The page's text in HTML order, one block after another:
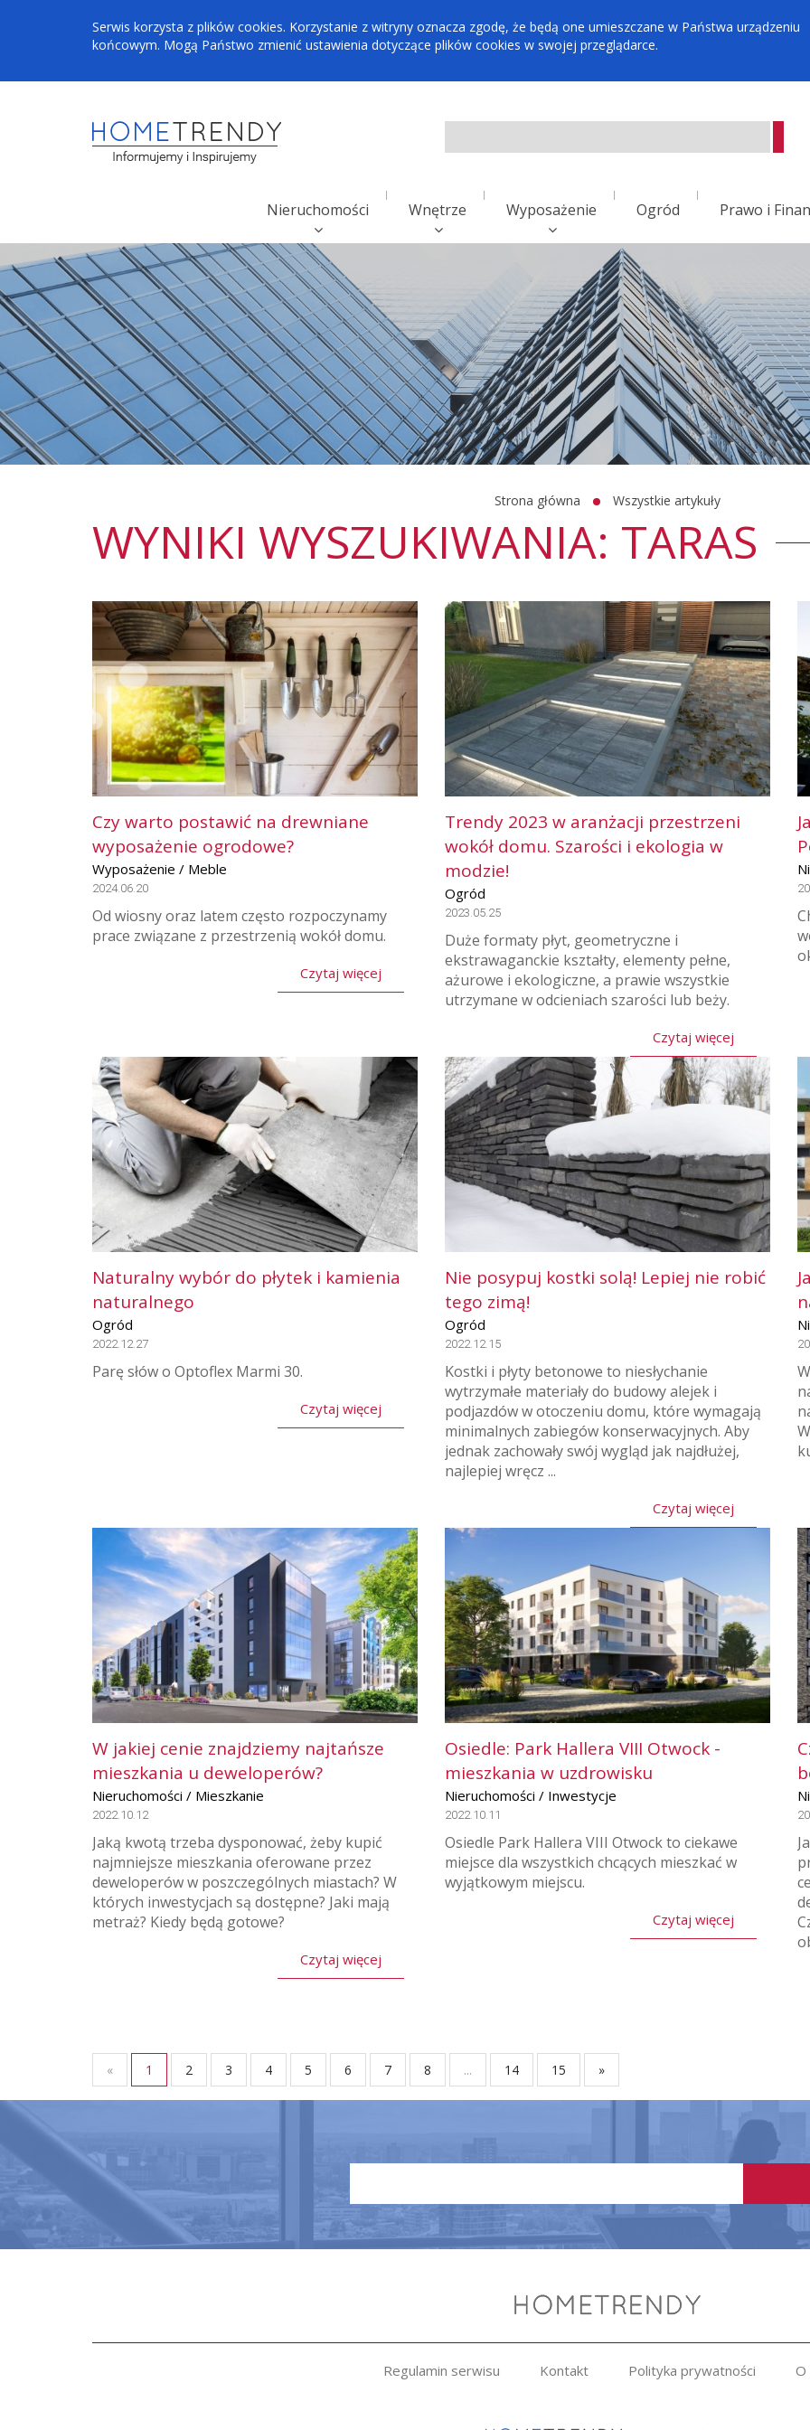
Serwis korzysta z plików cookies. Korzystanie z witryny oznacza zgodę, że będą one umieszczane w Państwa urządzeniu
końcowym. Mogą Państwo zmienić ustawienia dotyczące plików cookies w swojej przeglądarce.
Nieruchomości Wnętrze Wyposażenie Ogród Prawo i
Strona główna Wszystkie artykuły
WYNIKI WYSZUKIWANIA: TARAS
Czy warto postawić na drewniane
wyposażenie ogrodowe?
Wyposażenie / Meble
2024.06.20
Od wiosny oraz latem często rozpoczynamy
prace związane z przestrzenią wokół domu.
Czytaj więcej
Trendy 2023 w aranżacji przestrzeni
wokół domu. Szarości i ekologia w
modzie!
Ogród
2023.05.25
Duże formaty płyt, geometryczne i
ekstrawaganckie kształty, elementy pełne,
ażurowe i ekologiczne, a prawie wszystkie
utrzymane w odcieniach szarości lub beży.
Czytaj więcej
Naturalny wybór do płytek i kamienia
naturalnego
Ogród
2022.12.27
Parę słów o Optoflex Marmi 30.
Czytaj więcej
Nie posypuj kostki solą! Lepiej nie robić
tego zimą!
Ogród
2022.12.15
Kostki i płyty betonowe to niesłychanie
wytrzymałe materiały do budowy alejek i
podjazdów w otoczeniu domu, które wymagają
minimalnych zabiegów konserwacyjnych. Aby
jednak zachowały swój wygląd jak najdłużej,
najlepiej wręcz ...
Czytaj więcej
W jakiej cenie znajdziemy najtańsze
mieszkania u deweloperów?
Nieruchomości / Mieszkanie
2022.10.12
Jaką kwotą trzeba dysponować, żeby kupić
najmniejsze mieszkania oferowane przez
deweloperów w poszczególnych miastach? W
których inwestycjach są dostępne? Jaki mają
metraż? Kiedy będą gotowe?
Czytaj więcej
Osiedle: Park Hallera VIII Otwock -
mieszkania w uzdrowisku
Nieruchomości / Inwestycje
2022.10.11
Osiedle Park Hallera VIII Otwock to ciekawe
miejsce dla wszystkich chcących mieszkać w
wyjątkowym miejscu.
Czytaj więcej
« 1 2 3 4 5 6 7 8 ... 14 15 »
Regulamin serwisu Kontakt Polityka prywatności O